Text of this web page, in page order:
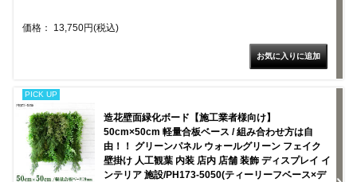
価格： 13,750円(税込)
PICK UP
造花壁面緑化ボード【施工業者様向け】
50cm×50cm 軽量合板ベース / 組み合わせ方は自
由！！ グリーンパネル ウォールグリーン フェイク
壁掛け 人工観葉 内装 店内 店舗 装飾 ディスプレイ イ
ンテリア 施設/PH173-5050(ティーリーフベース×デ